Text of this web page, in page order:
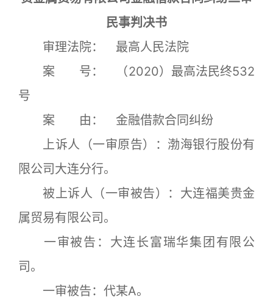
民事判决书
审理法院： 最高人民法院
案 号： （2020）最高法民终532
号
案 由： 金融借款合同纠纷
上诉人（一审原告）：渤海银行股份有
限公司大连分行。
被上诉人（一审被告）：大连福美贵金
属贸易有限公司。
一审被告：大连长富瑞华集团有限公
司。
一审被告：代某A。